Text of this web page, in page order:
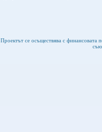
Проектът се осъществява с финансовата